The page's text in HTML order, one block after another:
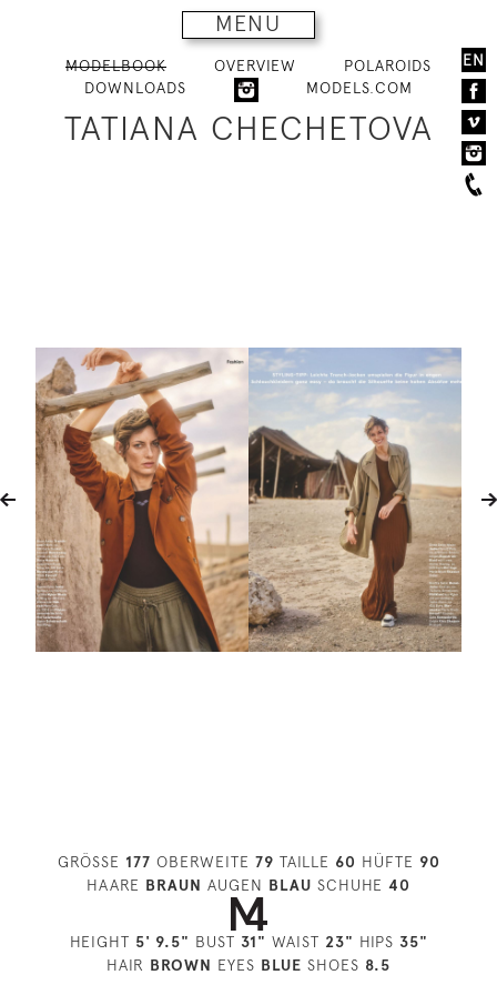
MENU
EN
MODELBOOK OVERVIEW
POLAROIDS
DOWNLOADS
MODELS.COM
TATIANA CHECHETOVA
GRÖSSE 177 OBERWEITE 79 TAILLE 60 HÜFTE 90
HAARE BRAUN AUGEN BLAU SCHUHE 40
HEIGHT 5' 9.5" BUST 31" WAIST 23" HIPS 35"
HAIR BROWN EYES BLUE SHOES 8.5